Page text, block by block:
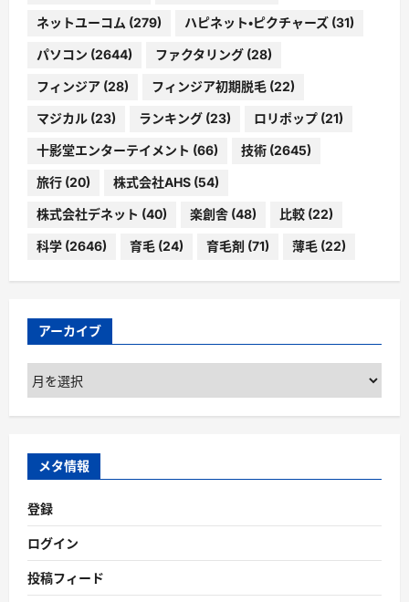
ネットユーコム (279) ハピネット・ピクチャーズ (31)
パソコン (2644) ファクタリング (28)
フィンジア (28) フィンジア初期脱毛 (22)
マジカル (23) ランキング (23) ロリポップ (21)
十影堂エンターテイメント (66) 技術 (2645)
旅行 (20) 株式会社AHS (54)
株式会社デネット (40) 楽創舎 (48) 比較 (22)
科学 (2646) 育毛 (24) 育毛剤 (71) 薄毛 (22)
アーカイブ
ア
ー
カ
ブ
メタ情報
登録
ログイン
投稿フィード